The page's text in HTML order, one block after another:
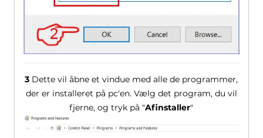
3 Dette vil åbne et vindue med alle de programmer,
der er installeret på pc'en. Vælg det program, du vil
fjerne, og tryk på "Afinstaller"